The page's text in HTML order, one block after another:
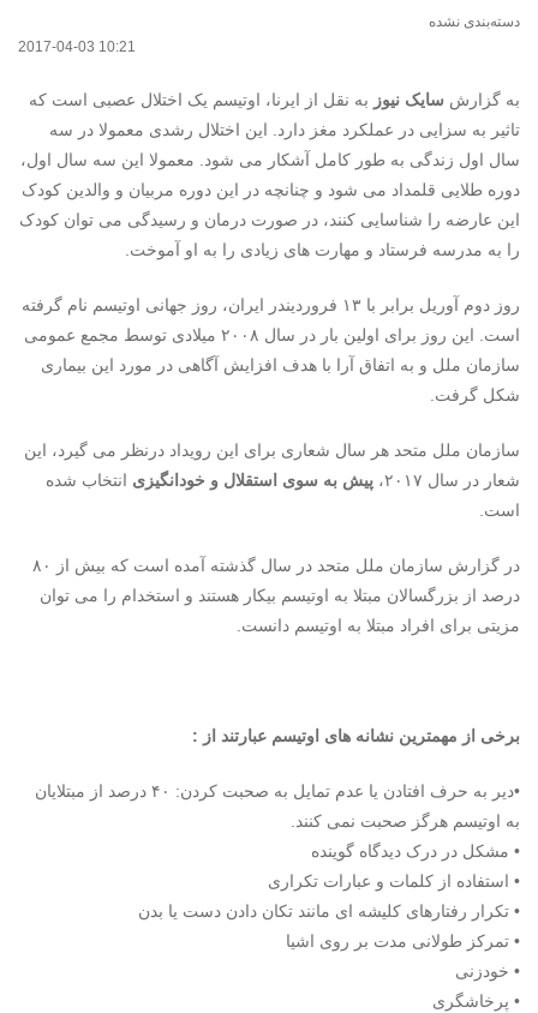
دسته‌بندی نشده
2017-04-03 10:21
به گزارش سایک نیوز به نقل از ایرنا، اوتیسم یک اختلال عصبی است که
تاثیر به سزایی در عملکرد مغز دارد. این اختلال رشدی معمولا در سه
سال اول زندگی به طور کامل آشکار می شود. معمولا این سه سال اول،
دوره طلایی قلمداد می شود و چنانچه در این دوره مربیان و والدین کودک
این عارضه را شناسایی کنند، در صورت درمان و رسیدگی می توان کودک
را به مدرسه فرستاد و مهارت های زیادی را به او آموخت.
روز دوم آوریل برابر با ۱۳ فروردیندر ایران، روز جهانی اوتیسم نام گرفته
است. این روز برای اولین بار در سال ۲۰۰۸ میلادی توسط مجمع عمومی
سازمان ملل و به اتفاق آرا با هدف افزایش آگاهی در مورد این بیماری
شکل گرفت.
سازمان ملل متحد هر سال شعاری برای این رویداد درنظر می گیرد، این
شعار در سال ۲۰۱۷،
پیش به سوی استقلال و خودانگیزی انتخاب شده
است.
در گزارش سازمان ملل متحد در سال گذشته آمده است که بیش از ۸۰
درصد از بزرگسالان مبتلا به اوتیسم بیکار هستند و استخدام را می توان
مزیتی برای افراد مبتلا به اوتیسم دانست.
برخی از مهمترین نشانه های اوتیسم عبارتند از :
•دیر به حرف افتادن یا عدم تمایل به صحبت کردن: ۴۰ درصد از مبتلایان
به اوتیسم هرگز صحبت نمی کنند.
• مشکل در درک دیدگاه گوینده
• استفاده از کلمات و عبارات تکراری
• تکرار رفتارهای کلیشه ای مانند تکان دادن دست یا بدن
• تمرکز طولانی مدت بر روی اشیا
• خودزنی
• پرخاشگری